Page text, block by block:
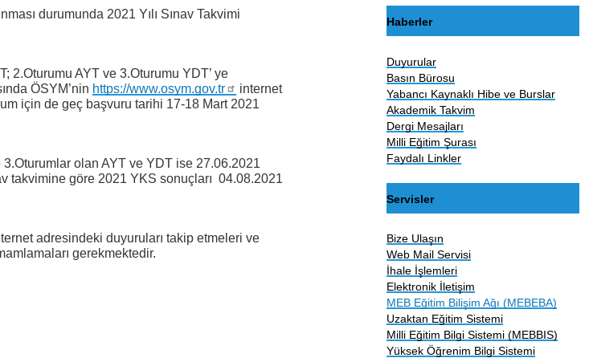
durumunda 2021 Yılı Sınav Takvimi
2.Oturumu AYT ve 3.Oturumu YDT’ ye
ÖSYM’nin https://www.osym.gov.tr
internet
için de geç başvuru tarihi 17-18 Mart 2021
olan AYT ve YDT ise 27.06.2021
takvimine göre 2021 YKS sonuçları 04.08.2021
adresindeki duyuruları takip etmeleri ve
gerekmektedir.
Haberler
Duyurular
Basın Bürosu
Yabancı Kaynaklı Hibe ve Burslar
Akademik Takvim
Dergi Mesajları
Milli Eğitim Şurası
Faydalı Linkler
Servisler
Bize Ulaşın
Web Mail Servisi
İhale İşlemleri
Elektronik İletişim
MEB Eğitim Bilişim Ağı (MEBEBA)
Uzaktan Eğitim Sistemi
Milli Eğitim Bilgi Sistemi (MEBBIS)
Yüksek Öğrenim Bilgi Sistemi